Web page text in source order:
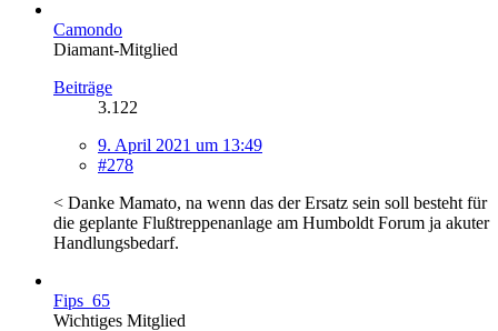
Camondo
Diamant-Mitglied
Beiträge
3.122
9. April 2021 um 13:49
#278
< Danke Mamato, na wenn das der Ersatz sein soll besteht für
die geplante Flußtreppenanlage am Humboldt Forum ja akuter
Handlungsbedarf.
Fips_65
Wichtiges Mitglied